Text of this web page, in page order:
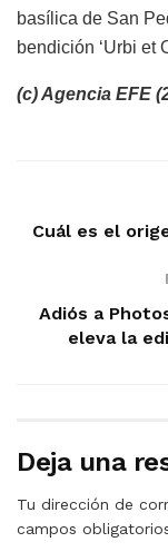
basílica de San
bendición ‘Urbi et
(c) Agencia EFE
Cuál es el
Adiós a
eleva la
Deja una
Tu dirección de
campos